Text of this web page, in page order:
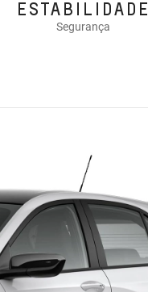
ESTABILIDADE
Segurança